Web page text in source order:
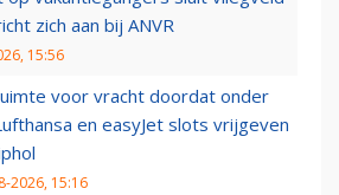
zich aan bij ANVR
15:56
voor vracht doordat onder
en easyJet slots vrijgeven
2026, 15:16